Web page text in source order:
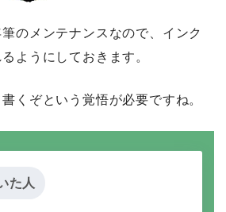
のメンテナンスなので、インク
ようにしておきます。
くぞという覚悟が必要ですね。
た人